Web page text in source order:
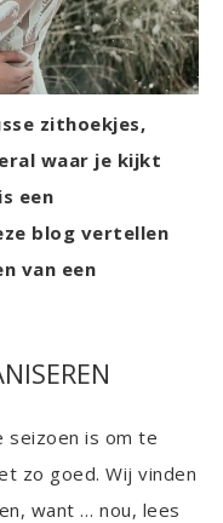
zithoekjes,
waar je kijkt
een
blog vertellen
van een
is om te
zo goed. Wij vinden
want … nou, lees